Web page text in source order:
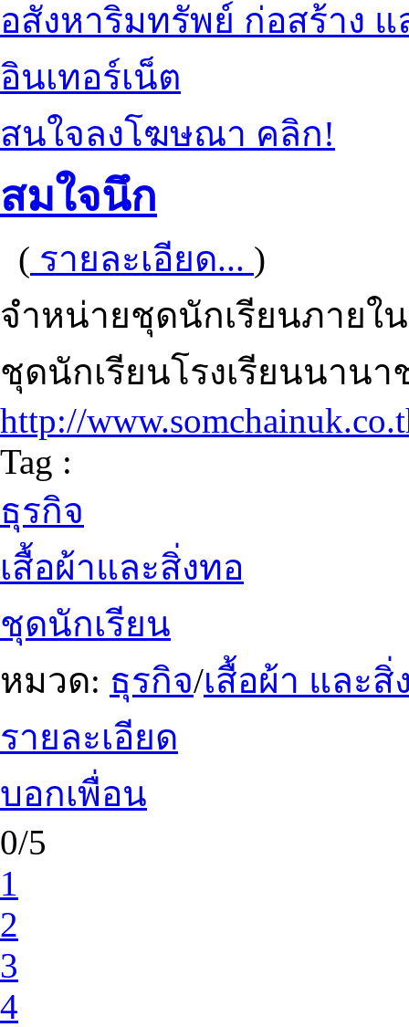
อสังหาริมทรัพย์ ก่อสร้าง
อินเทอร์เน็ต
สนใจลงโฆษณา คลิก!
สมใจนึก
( รายละเอียด... )
จำหน่ายชุดนักเรียนภายใ
ชุดนักเรียนโรงเรียนนาน
http://
Tag :
ธุรกิจ
เสื้อผ้าและสิ่งทอ
ชุดนักเรียน
หมวด: ธุรกิจ/เสื้อผ้า และสิ่
รายละเอียด
บอกเพื่อน
0/5
1
2
3
4